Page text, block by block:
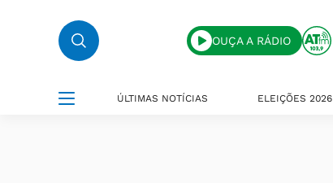
OUÇA A RÁDIO
ÚLTIMAS NOTÍCIAS ELEIÇÕES 2026